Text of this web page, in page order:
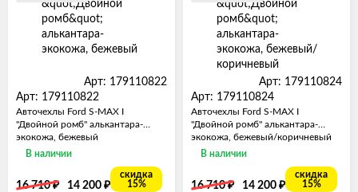
Арт: 179110822
Арт: 179110822
Авточехлы Ford S-MAX I
"Двойной ромб" алькантара-
экокожа, бежевый
В наличии
16 710₽ 14 200 ₽
скидка
15%
Арт: 179110824
Арт: 179110824
Авточехлы Ford S-MAX I
"Двойной ромб" алькантара-
экокожа, бежевый/коричневый
В наличии
16 710₽ 14 200 ₽
скидка
15%